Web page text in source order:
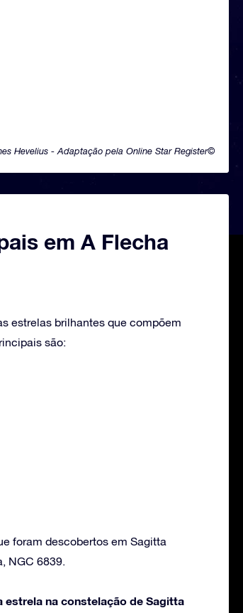
Hevelius - Adaptação pela Online Star Register©
em A Flecha
estrelas brilhantes que compõem
são:
foram descobertos em Sagitta
NGC 6839.
na constelação de Sagitta